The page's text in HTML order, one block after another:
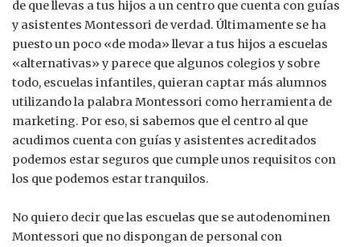
de que llevas a tus hijos a un centro que cuenta con guías
y asistentes Montessori de verdad. Últimamente se ha
puesto un poco «de moda» llevar a tus hijos a escuelas
«alternativas» y parece que algunos colegios y sobre
todo, escuelas infantiles, quieran captar más alumnos
utilizando la palabra Montessori como herramienta de
marketing. Por eso, si sabemos que el centro al que
acudimos cuenta con guías y asistentes acreditados
podemos estar seguros que cumple unos requisitos con
los que podemos estar tranquilos.
No quiero decir que las escuelas que se autodenominen
Montessori que no dispongan de personal con